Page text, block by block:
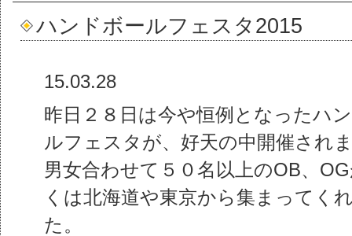
ハンドボールフェスタ2015
15.03.28
昨日２８日は今や恒例となったハ
ルフェスタが、好天の中開催され
男女合わせて５０名以上のOB、
くは北海道や東京から集まってく
た。